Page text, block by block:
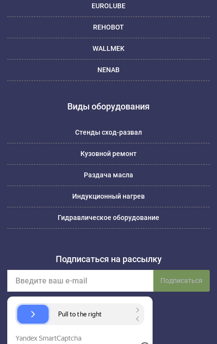
EUROLUBE
REHOBOT
WALLMEK
NENAB
Виды оборудования
Стенды сход-развал
Кузовной ремонт
Раздача масла
Индукционный нагрев
Гидравлическое оборудование
Подписаться на рассылку
Подписаться